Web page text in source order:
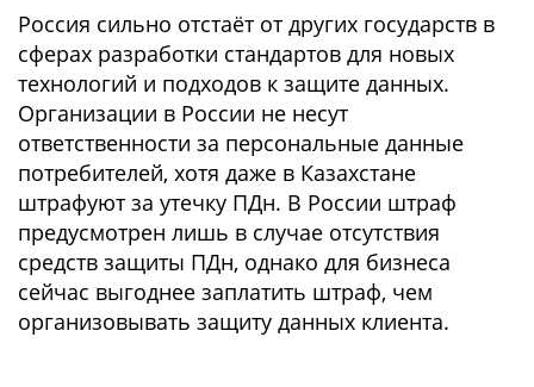
Россия сильно отстаёт от других государств в
сферах разработки стандартов для новых
технологий и подходов к защите данных.
Организации в России не несут
ответственности за персональные данные
потребителей, хотя даже в Казахстане
штрафуют за утечку ПДн. В России штраф
предусмотрен лишь в случае отсутствия
средств защиты ПДн, однако для бизнеса
сейчас выгоднее заплатить штраф, чем
организовывать защиту данных клиента.